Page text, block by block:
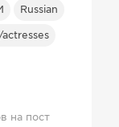
Russian
на пост